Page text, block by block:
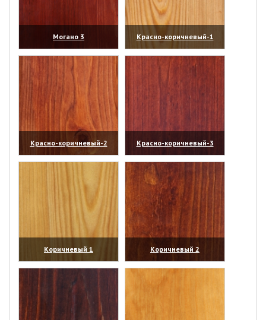
Могано 3
(увеличить)
Красно-коричневый-1
(увеличить)
Красно-коричневый-2
(увеличить)
Красно-коричневый-3
(увеличить)
Коричневый 1
(увеличить)
Коричневый 2
(увеличить)